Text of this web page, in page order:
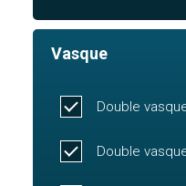
Vasque
Double
Double